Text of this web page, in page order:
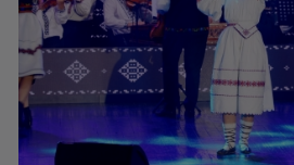
UNTOLD ONE, la Cluj-Napoca | VIDEO